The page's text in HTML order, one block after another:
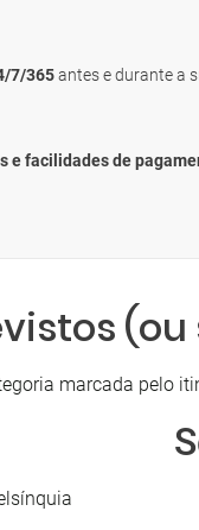
7/365antes e durante a
e facilidades de
marcada pelo